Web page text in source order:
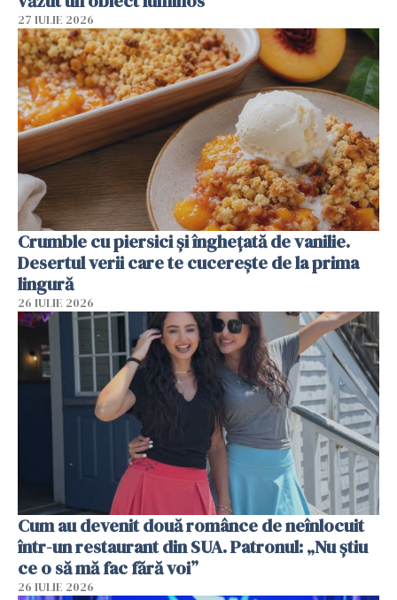
27 IULIE 2026
Crumble cu piersici și înghețată de vanilie.
Desertul verii care te cucerește de la prima
lingură
26 IULIE 2026
Cum au devenit două românce de neînlocuit
într-un restaurant din SUA. Patronul: „Nu știu
ce o să mă fac fără voi”
26 IULIE 2026